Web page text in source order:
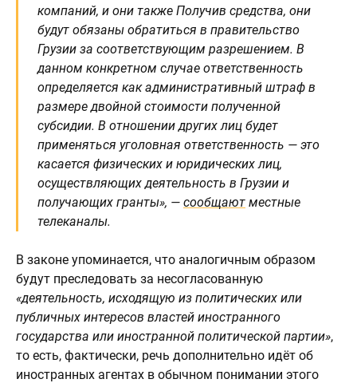
компаний, и они также Получив средства, они
будут обязаны обратиться в правительство
Грузии за соответствующим разрешением. В
данном конкретном случае ответственность
определяется как административный штраф в
размере двойной стоимости полученной
субсидии. В отношении других лиц будет
применяться уголовная ответственность — это
касается физических и юридических лиц,
осуществляющих деятельность в Грузии и
получающих гранты», — сообщают местные
телеканалы.
В законе упоминается, что аналогичным образом
будут преследовать за несогласованную
«деятельность, исходящую из политических или
публичных интересов властей иностранного
государства или иностранной политической партии»,
то есть, фактически, речь дополнительно идёт об
иностранных агентах в обычном понимании этого